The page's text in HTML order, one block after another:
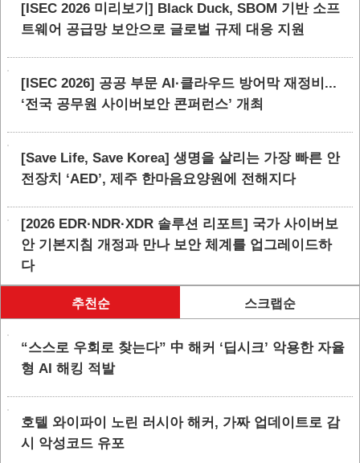
[ISEC 2026 미리보기] Black Duck, SBOM 기반 소프
트웨어 공급망 보안으로 글로벌 규제 대응 지원
[ISEC 2026] 공공 부문 AI·클라우드 방어막 재정비...
‘전국 공무원 사이버보안 콘퍼런스’ 개최
[Save Life, Save Korea] 생명을 살리는 가장 빠른 안
전장치 ‘AED’, 제주 한마음요양원에 전해지다
[2026 EDR·NDR·XDR 솔루션 리포트] 국가 사이버보
안 기본지침 개정과 만나 보안 체계를 업그레이드하
다
추천순 스크랩순
“스스로 우회로 찾는다” 中 해커 ‘딥시크’ 악용한 자율
형 AI 해킹 적발
호텔 와이파이 노린 러시아 해커, 가짜 업데이트로 감
시 악성코드 유포